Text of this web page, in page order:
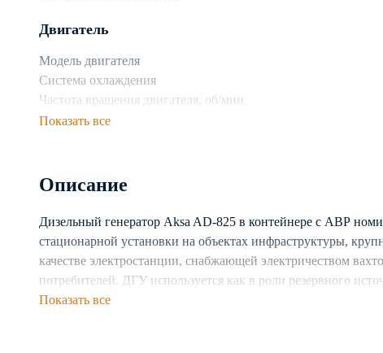
Двигатель
Модель двигателя
Система охлаждения
Частота вращения двигателя, об/мин
Объем топливного бака
Генератор
Производитель генератора
Число фаз
Показать все
Описание
Дизельный генератор Aksa AD-825 в контейнере с АВР
стационарной установки на объектах инфраструктуры,
качестве электростанции, снабжающей электричеством
потребителей. ДГУ используется как в роли резервного
электростанции. Предусмотрена возможность каскадного
Показать все